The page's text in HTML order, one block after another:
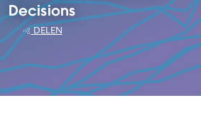
Decisions
DELEN